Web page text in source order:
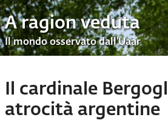
A ragion veduta
Il mondo osservato dall’Uaar
Il cardinale
atrocità argentine